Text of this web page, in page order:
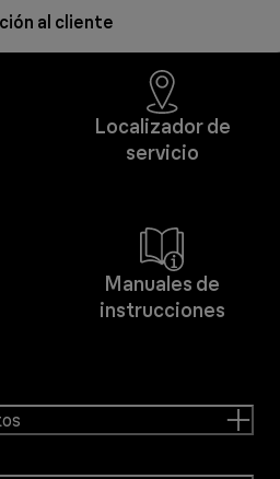
al cliente
Localizador de
servicio
Manuales de
instrucciones